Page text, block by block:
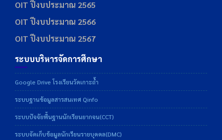
OIT ปีงบประมาณ 2565
OIT ปีงบประมาณ 2566
OIT ปีงบประมาณ 2567
ระบบบริหารจัดการศึกษา
Google Drive โรงเรียนวัดเกาะถ้ำ
ระบบฐานข้อมูลสารสนเทศ Qinfo
ระบบปัจจัยพื้นฐานนักเรียนยากจน(CCT)
ระบบจัดเก็บข้อมูลนักเรียนรายบุคคล(DMC)